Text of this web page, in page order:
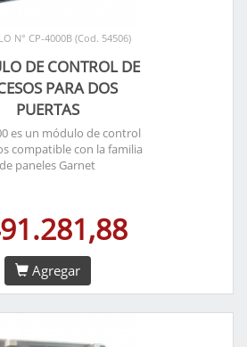
N° CP-4000B (Cod. 54506)
DE CONTROL DE
PARA DOS
PUERTAS
es un módulo de control
compatible con la familia
de paneles Garnet
Agregar